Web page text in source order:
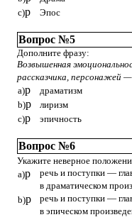
c)p Эпос
Вопрос №5
Дополните фразу:
Возвышенная
рассказчика, персонажей
a)p
драматизм
b)p
лиризм
c)p эпичность
Вопрос №6
Укажите неверное
a)p
речь и поступки —
в драматическом
b)p
речь и поступки —
в эпическом